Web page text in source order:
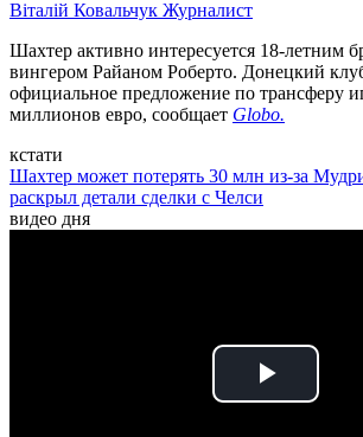
Віталій Ковальчук Журналист
Шахтер активно интересуется 18-летним
вингером Райаном Роберто. Донецкий
официальное предложение по трансферу
миллионов евро, сообщает Globo.
кстати
Шахтер может потерять 30 млн из-за
раскрыл детали сделки с Челси
видео дня
Play